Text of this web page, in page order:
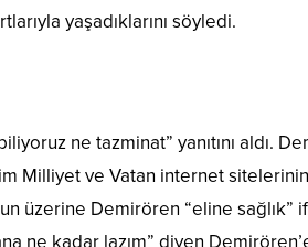
yaşadıklarını söyledi.
ne tazminat” yanıtını aldı.
Milliyet ve Vatan internet
üzerine Demirören “eline sağlık”
ne kadar lazım” diyen Demirören’e